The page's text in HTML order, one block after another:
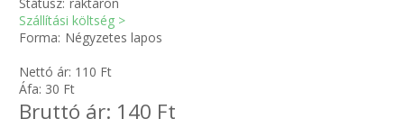
TÖMLŐBILINCS
Szállítási költség >
Forma: Négyzetes lapos
Nettó ár: 110 Ft
Áfa: 30 Ft
Bruttó ár: 140 Ft